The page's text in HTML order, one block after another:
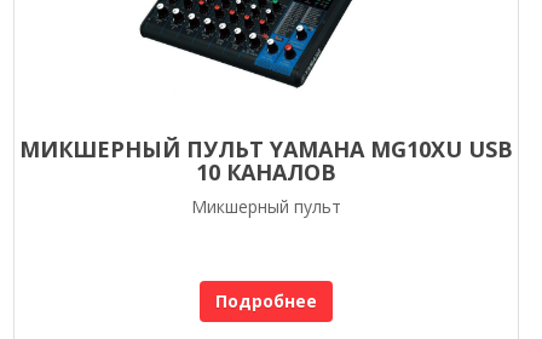
МИКШЕРНЫЙ ПУЛЬТ YAMAHA MG10XU USB
10 КАНАЛОВ
Микшерный пульт
Подробнее